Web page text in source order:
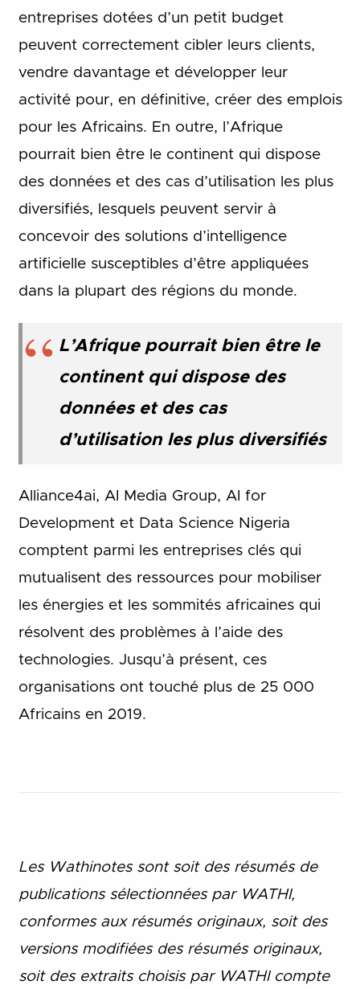
entreprises dotées d’un petit budget
peuvent correctement cibler leurs clients,
vendre davantage et développer leur
activité pour, en définitive, créer des emplois
pour les Africains. En outre, l’Afrique
pourrait bien être le continent qui dispose
des données et des cas d’utilisation les plus
diversifiés, lesquels peuvent servir à
concevoir des solutions d’intelligence
artificielle susceptibles d’être appliquées
dans la plupart des régions du monde.
L’Afrique pourrait bien être le
continent qui dispose des
données et des cas
d’utilisation les plus diversifiés
Alliance4ai, AI Media Group, AI for
Development et Data Science Nigeria
comptent parmi les entreprises clés qui
mutualisent des ressources pour mobiliser
les énergies et les sommités africaines qui
résolvent des problèmes à l’aide des
technologies. Jusqu’à présent, ces
organisations ont touché plus de 25 000
Africains en 2019.
Les Wathinotes sont soit des résumés de
publications sélectionnées par WATHI,
conformes aux résumés originaux, soit des
versions modifiées des résumés originaux,
soit des extraits choisis par WATHI compte